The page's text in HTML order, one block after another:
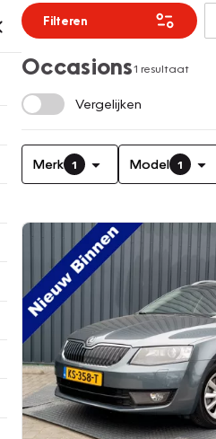
Filteren
Occasions1 resultaat
Vergelijken
Merk 1 Model 1